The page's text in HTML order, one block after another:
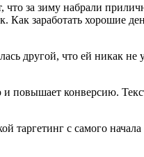
за зиму набрали
заработать хорошие
другой, что ей никак не
повышает конверсию.
с самого